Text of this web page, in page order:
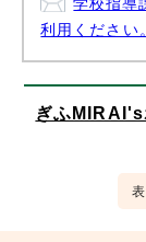
学校指導
利用ください
ぎふMIRAI's